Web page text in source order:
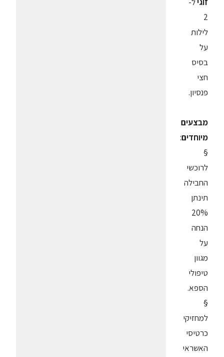
2
לילות
על
בסיס
חצי
פנסיון.
מבצעים
מיוחדים:
§
לרוכשי
החבילה
תינתן
20%
הנחה
על
מגוון
טיפולי
הספא.
§
למחזיקי
כרטיסי
האשראי